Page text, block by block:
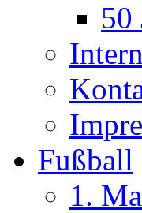
50
Fußball
1.